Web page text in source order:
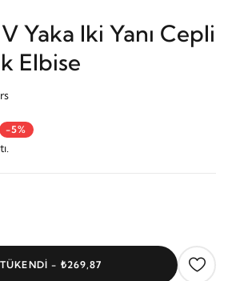
Yaka Iki Yanı Cepli
Elbise
-5%
- ₺269,87